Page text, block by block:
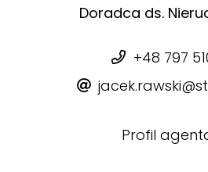
Doradca ds.
+48 797
Profil